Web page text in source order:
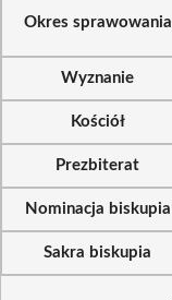
Okres sprawowania
Wyznanie
Kościół
Prezbiterat
Nominacja biskupia
Sakra biskupia